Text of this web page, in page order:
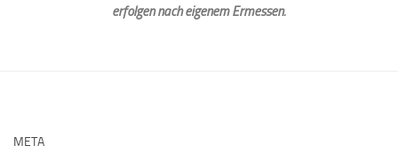
erfolgen nach eigenem Ermessen.
META